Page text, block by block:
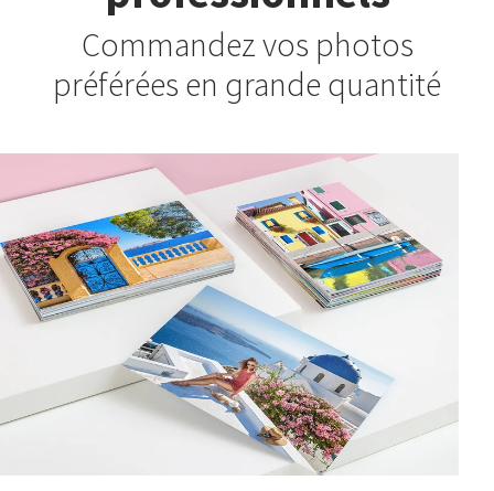
Commandez vos photos
préférées en grande quantité